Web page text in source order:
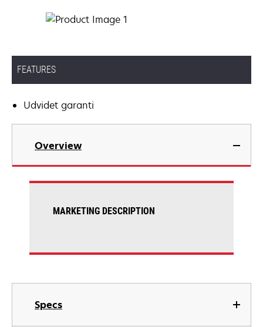
FEATURES
Udvidet garanti
Overview
Specs
MARKETING DESCRIPTION